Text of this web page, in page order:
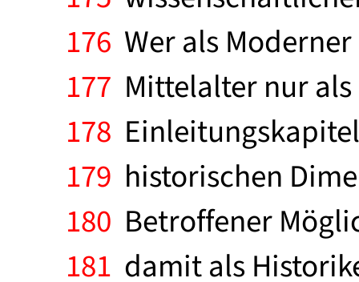
176 Wer als
177 Mittelalter nur
178
179 historischen
180 Betroffener
181 damit als